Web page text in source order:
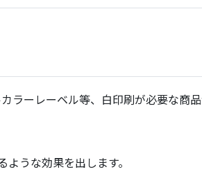
ーレーベル等、白印刷が必要な商品
うな効果を出します。